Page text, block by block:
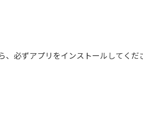
必ずアプリをインストールしてくだ